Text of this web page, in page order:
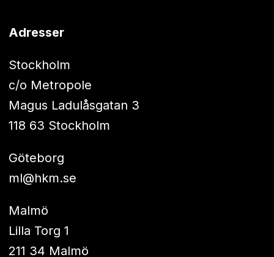
Adresser
Stockholm
c/o Metropole
Magus Ladulåsgatan 3
118 63 Stockholm
Göteborg
ml@hkm.se
Malmö
Lilla Torg 1
211 34 Malmö